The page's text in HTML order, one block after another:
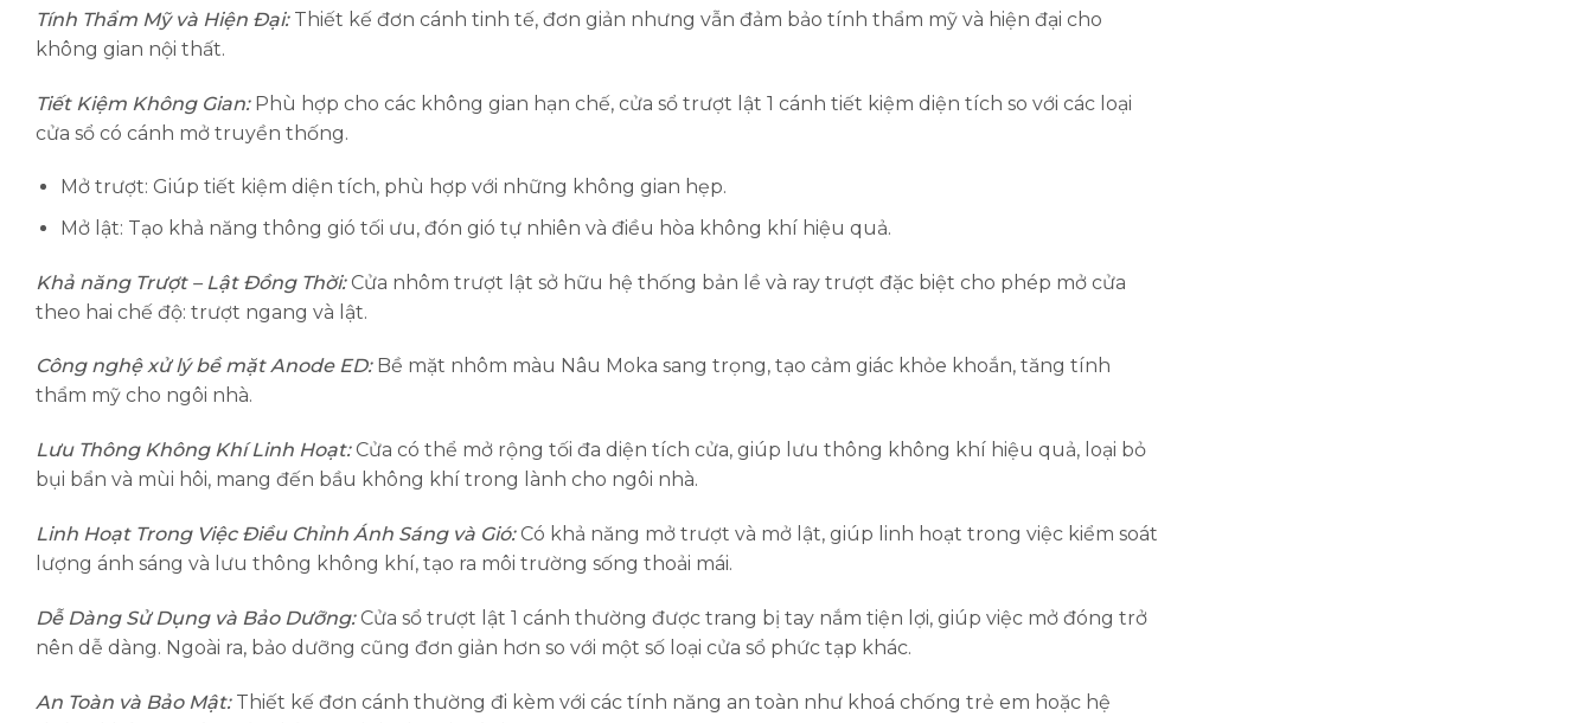
Tính Thẩm Mỹ và Hiện Đại: Thiết kế đơn cánh tinh tế, đơn giản nhưng vẫn đảm bảo tính thẩm mỹ và hiện đại cho
không gian nội thất.
Tiết Kiệm Không Gian: Phù hợp cho các không gian hạn chế, cửa sổ trượt lật 1 cánh tiết kiệm diện tích so với các loại
cửa sổ có cánh mở truyền thống.
Mở trượt: Giúp tiết kiệm diện tích, phù hợp với những không gian hẹp.
Mở lật: Tạo khả năng thông gió tối ưu, đón gió tự nhiên và điều hòa không khí hiệu quả.
Khả năng Trượt – Lật Đồng Thời: Cửa nhôm trượt lật sở hữu hệ thống bản lề và ray trượt đặc biệt cho phép mở cửa
theo hai chế độ: trượt ngang và lật.
Công nghệ xử lý bề mặt Anode ED:Bề mặt nhôm màu Nâu Moka sang trọng, tạo cảm giác khỏe khoắn, tăng tính
thẩm mỹ cho ngôi nhà.
Lưu Thông Không Khí Linh Hoạt:Cửa có thể mở rộng tối đa diện tích cửa, giúp lưu thông không khí hiệu quả, loại bỏ
bụi bẩn và mùi hôi, mang đến bầu không khí trong lành cho ngôi nhà.
Linh Hoạt Trong Việc Điều Chỉnh Ánh Sáng và Gió: Có khả năng mở trượt và mở lật, giúp linh hoạt trong việc kiểm soát
lượng ánh sáng và lưu thông không khí, tạo ra môi trường sống thoải mái.
Dễ Dàng Sử Dụng và Bảo Dưỡng: Cửa sổ trượt lật 1 cánh thường được trang bị tay nắm tiện lợi, giúp việc mở đóng trở
nên dễ dàng. Ngoài ra, bảo dưỡng cũng đơn giản hơn so với một số loại cửa sổ phức tạp khác.
An Toàn và Bảo Mật: Thiết kế đơn cánh thường đi kèm với các tính năng an toàn như khoá chống trẻ em hoặc hệ